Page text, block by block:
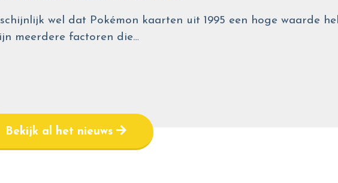
wel dat Pokémon kaarten uit 1995 een hoge waarde
meerdere factoren die…
Bekijk al het nieuws